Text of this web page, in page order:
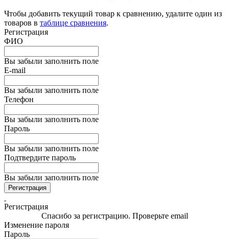
Чтобы добавить текущий товар к сравнению, удалите один из
товаров в таблице сравнения.
Регистрация
ФИО
Вы забыли заполнить поле
E-mail
Вы забыли заполнить поле
Телефон
Вы забыли заполнить поле
Пароль
Вы забыли заполнить поле
Подтвердите пароль
Вы забыли заполнить поле
Регистрация
Регистрация
Спасибо за регистрацию. Проверьте email
Изменение пароля
Пароль